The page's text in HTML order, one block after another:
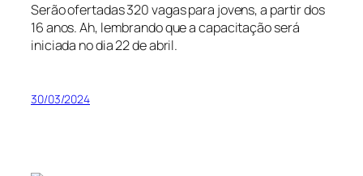
Serão ofertadas 320 vagas para jovens, a partir dos
16 anos. Ah, lembrando que a capacitação será
iniciada no dia 22 de abril.
30/03/2024